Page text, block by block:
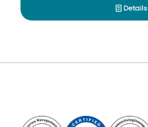
Details